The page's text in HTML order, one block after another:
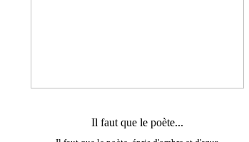
Il faut que le poète...